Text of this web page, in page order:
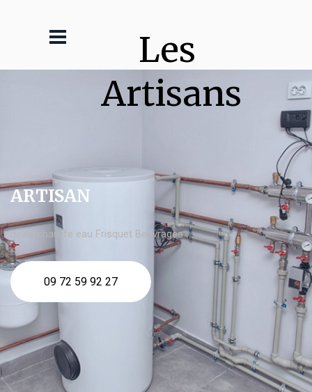
Les
Artisans
ARTISAN
devis chauffe eau Frisquet Beuvrages
09 72 59 92 27